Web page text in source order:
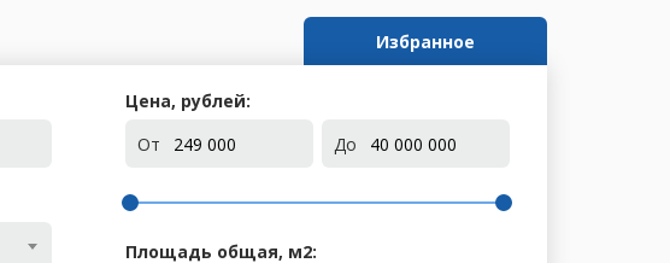
Избранное
Цена, рублей:
От
До
Площадь общая, м2: